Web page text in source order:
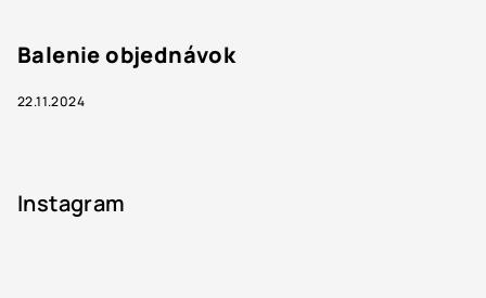
Balenie objednávok
22.11.2024
Instagram